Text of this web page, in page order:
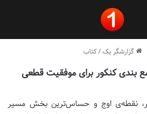
گزارشگر یک/کتاب
بندی کنکور برای موفقیت قطعی
نقطه‌ی اوج و حساس‌ترین بخش مسیر